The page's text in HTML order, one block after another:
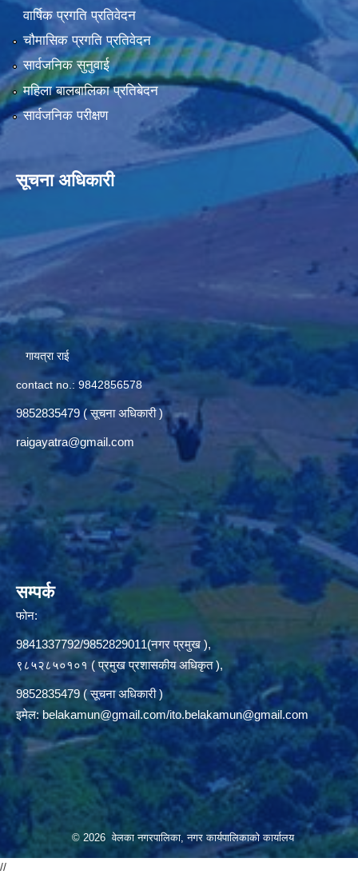
वार्षिक प्रगति प्रतिवेदन
चौमासिक प्रगति प्रतिवेदन
सार्वजनिक सुनुवाई
महिला बालबालिका प्रतिबेदन
सार्वजनिक परीक्षण
सूचना अधिकारी
गायत्रा राई
contact no.: 9842856578
9852835479 ( सूचना अधिकारी )
raigayatra@gmail.com
सम्पर्क
फोन:
9841337792/9852829011(नगर प्रमुख ),
९८५२८५०१०१ ( प्रमुख प्रशासकीय अधिकृत ),
9852835479 ( सूचना अधिकारी )
इमेल:belakamun@gmail.com/ito.belakamun@gmail.com
© 2026 वेलका नगरपालिका, नगर कार्यपालिकाको कार्यालय
//